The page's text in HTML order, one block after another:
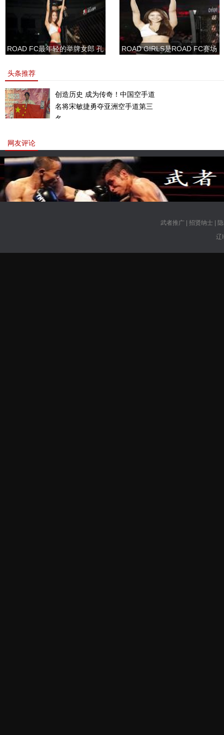
ROAD FC最年轻的举牌女郎 孔
ROAD GIRLS是ROAD FC赛场
头条推荐
创造历史 成为传奇！中国空手道
名将宋敏捷勇夺亚洲空手道第三
名。
网友评论
武者推广| 招贤纳士|
辽